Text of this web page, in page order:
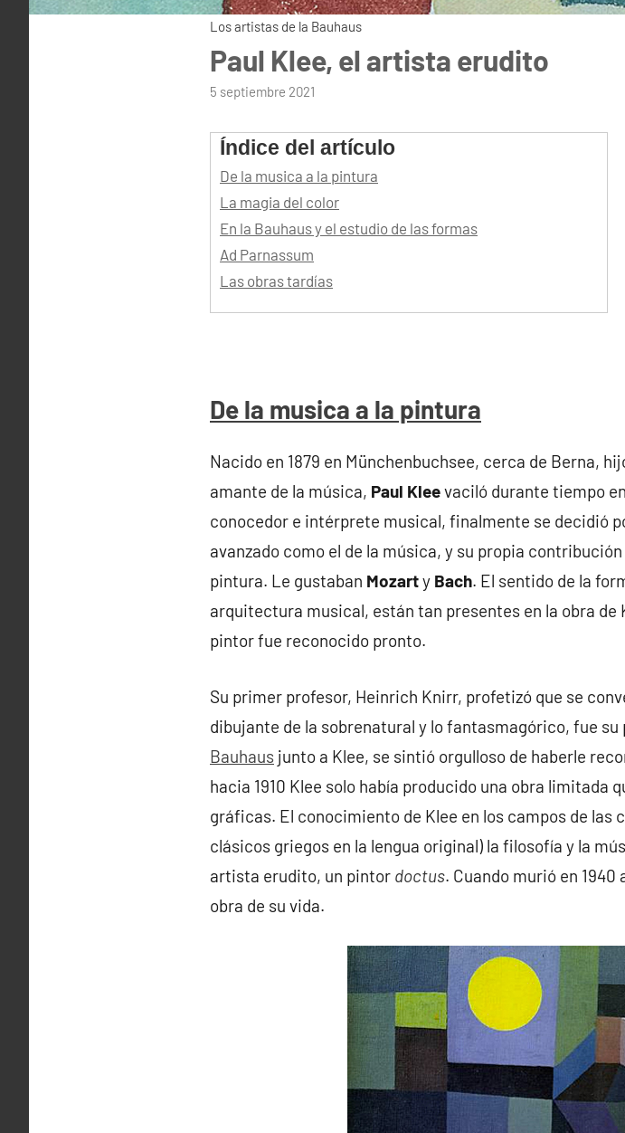
Los artistas de la Bauhaus
Paul Klee, el artista erudito
por
5 septiembre 2021
Índice del artículo
De la musica a la pintura
La magia del color
En la Bauhaus y el estudio de las formas
Ad Parnassum
Las obras tardías
De la musica a la pintura
Nacido en 1879 en Münchenbuchsee, cerca de Berna,
amante de la música, Paul Kleevaciló durante tiempo
conocedor e intérprete musical, finalmente se decidió
avanzado como el de la música, y su propia
pintura. Le gustaban Mozarty Bach. El sentido de la
arquitectura musical, están tan presentes en la obra
pintor fue reconocido pronto.
Su primer profesor, Heinrich Knirr, profetizó que se
dibujante de la sobrenatural y lo fantasmagórico, fue
Bauhaus junto a Klee, se sintió orgulloso de haberle
hacia 1910 Klee solo había producido una obra limitada
gráficas. El conocimiento de Klee en los campos de
clásicos griegos en la lengua original) la filosofía y la
artista erudito, un pintor doctus. Cuando murió en 1940
obra de su vida.